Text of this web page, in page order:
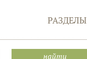
РАЗДЕЛЫ